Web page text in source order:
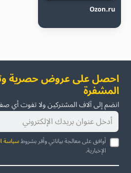
Ozon.ru
احصل على عروض حصرية
المشفرة
انضم إلى آلاف المشتركين ولا تفوت أي
أوافق على معالجة بياناتي وأقر بشروطسياسة
الإخبارية.